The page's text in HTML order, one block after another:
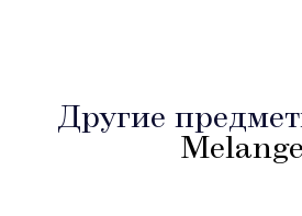
Другие
Melange